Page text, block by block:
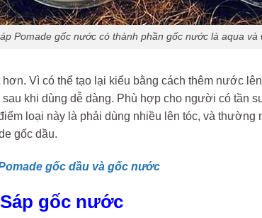
Pomade gốc nước có thành phần gốc nước là aqua và
Vì có thể tạo lại kiểu bằng cách thêm nước
khi dùng dễ dàng. Phù hợp cho người có tần
loại này là phải dùng nhiều lên tóc, và thường
gốc dầu.
gốc dầu và gốc nước
gốc nước